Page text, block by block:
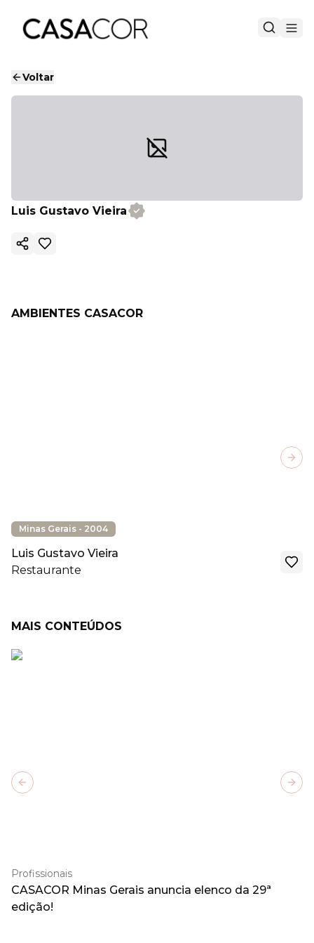
Voltar
Luis Gustavo Vieira
Copiar link
AMBIENTES CASACOR
Minas Gerais - 2004
Luis Gustavo Vieira
Restaurante
MAIS CONTEÚDOS
Profissionais
CASACOR Minas Gerais anuncia elenco da 29ª
edição!
Previous slide